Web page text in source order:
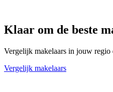
Klaar om de beste
Vergelijk makelaars in jouw regio
Vergelijk makelaars